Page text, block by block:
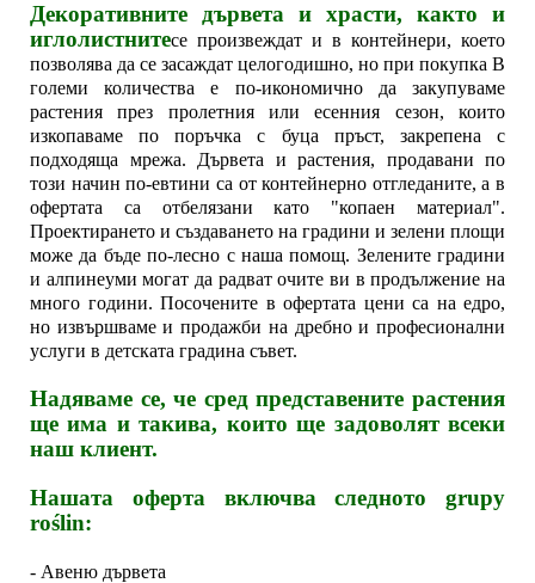
Декоративните дървета и храсти, както и
иглолистнитесе произвеждат и в контейнери, което
позволява да се засаждат целогодишно, но при покупка В
големи количества е по-икономично да закупуваме
растения през пролетния или есенния сезон, които
изкопаваме по поръчка с буца пръст, закрепена с
подходяща мрежа. Дървета и растения, продавани по
този начин по-евтини са от контейнерно отгледаните, а в
офертата са отбелязани като "копаен материал".
Проектирането и създаването на градини и зелени площи
може да бъде по-лесно с наша помощ. Зелените градини
и алпинеуми могат да радват очите ви в продължение на
много години. Посочените в офертата цени са на едро,
но извършваме и продажби на дребно и професионални
услуги в детската градина съвет.
Надяваме се, че сред представените растения
ще има и такива, които ще задоволят всеки
наш клиент.
Нашата оферта включва следното grupy
roślin:
- Авеню дървета